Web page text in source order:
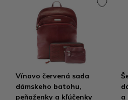
Vínovo červená sada
dámskeho batohu,
peňaženky a kľúčenky
a